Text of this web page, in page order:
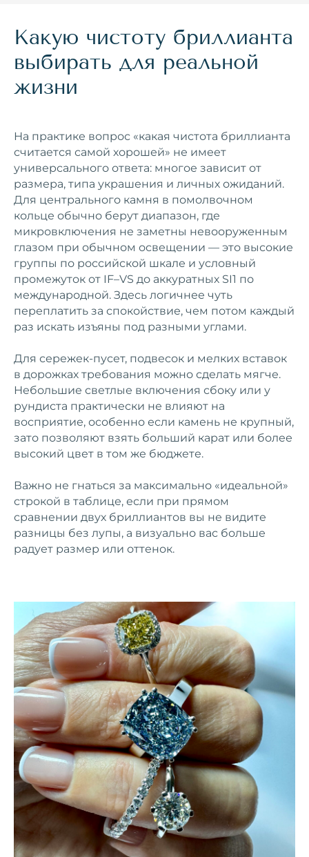
Какую чистоту бриллианта
выбирать для реальной
жизни
На практике вопрос «какая чистота бриллианта
считается самой хорошей» не имеет
универсального ответа: многое зависит от
размера, типа украшения и личных ожиданий.
Для центрального камня в помолвочном
кольце обычно берут диапазон, где
микровключения не заметны невооруженным
глазом при обычном освещении — это высокие
группы по российской шкале и условный
промежуток от IF–VS до аккуратных SI1 по
международной. Здесь логичнее чуть
переплатить за спокойствие, чем потом каждый
раз искать изъяны под разными углами.
Для сережек‑пусет, подвесок и мелких вставок
в дорожках требования можно сделать мягче.
Небольшие светлые включения сбоку или у
рундиста практически не влияют на
восприятие, особенно если камень не крупный,
зато позволяют взять больший карат или более
высокий цвет в том же бюджете.
Важно не гнаться за максимально «идеальной»
строкой в таблице, если при прямом
сравнении двух бриллиантов вы не видите
разницы без лупы, а визуально вас больше
радует размер или оттенок.
БРИЛЛИАНТ,
КОТОРЫЙ
ПОДЧЕРКНЕТ ВАШ
СТИЛЬ
ювелирного украшения.
Профессионально, деликатно, с
вниманием к деталям.
+7
Я принимаю пользовательское
соглашение
и ознакомлен с
политикой конфиденциальности